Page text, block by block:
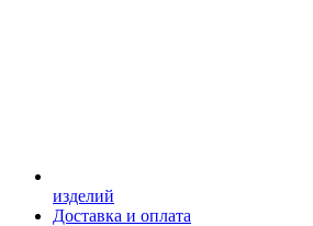
изделий
Доставка и оплата